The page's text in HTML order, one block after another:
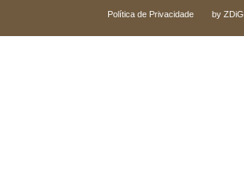
Política de Privacidade by ZDiG